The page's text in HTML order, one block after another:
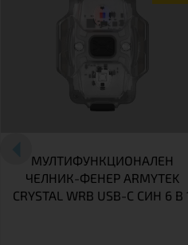
МУЛТИФУНКЦИОНАЛЕН
ЧЕЛНИК-ФЕНЕР ARMYTEK
CRYSTAL WRB USB-C СИН 6 В